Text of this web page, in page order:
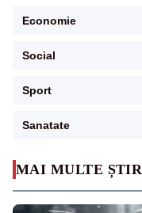
MAI MULTE
Economie
Social
Sport
Sanatate